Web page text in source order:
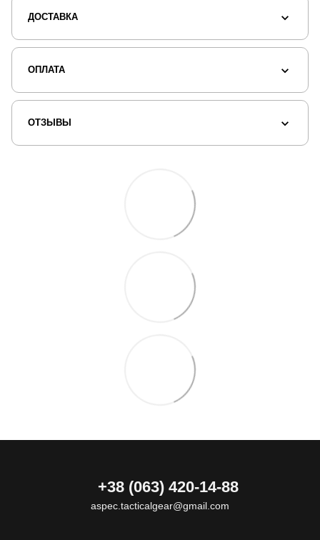
ДОСТАВКА
ОПЛАТА
ОТЗЫВЫ
+38 (063) 420-14-88
aspec.tacticalgear@gmail.com